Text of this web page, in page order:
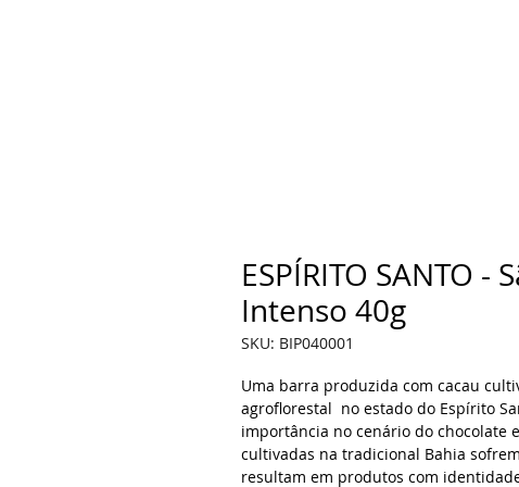
ESPÍRITO SANTO -
Intenso 40g
SKU: BIP040001
Uma barra produzida com cacau
agroflorestal no estado do Espírito
importância no cenário do chocolate
cultivadas na tradicional Bahia
resultam em produtos com